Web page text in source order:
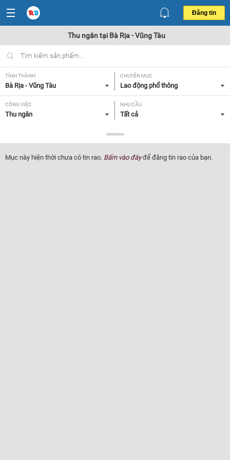
Đăng tin
Thu ngân tại Bà Rịa - Vũng Tàu
TỈNH THÀNH
Bà Rịa - Vũng Tàu
CHUYÊN MỤC
Lao động phổ thông
CÔNG VIỆC
Thu ngân
NHU CẦU
Tất cả
Tất cả
Mục này hiện thời chưa có tin rao. Bấm vào đâyđể đăng tin rao của bạn.